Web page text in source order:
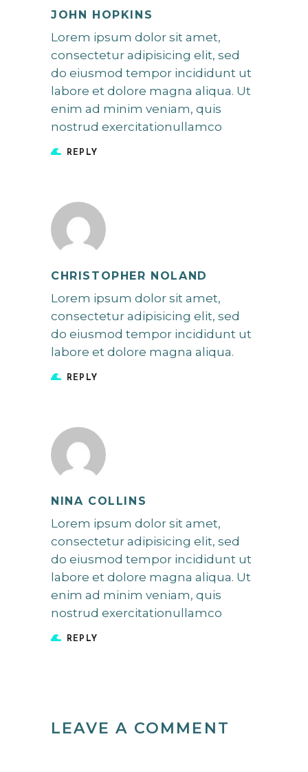
JOHN HOPKINS
Lorem ipsum dolor sit amet,
consectetur adipisicing elit, sed
do eiusmod tempor incididunt ut
labore et dolore magna aliqua. Ut
enim ad minim veniam, quis
nostrud exercitationullamco
REPLY
CHRISTOPHER NOLAND
Lorem ipsum dolor sit amet,
consectetur adipisicing elit, sed
do eiusmod tempor incididunt ut
labore et dolore magna aliqua.
REPLY
NINA COLLINS
Lorem ipsum dolor sit amet,
consectetur adipisicing elit, sed
do eiusmod tempor incididunt ut
labore et dolore magna aliqua. Ut
enim ad minim veniam, quis
nostrud exercitationullamco
REPLY
LEAVE A COMMENT